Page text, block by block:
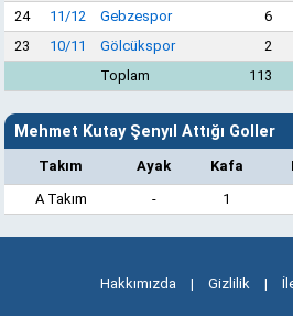
24
11/12 Gebzespor 6
23
10/11 Gölcükspor 2
Toplam
113
Mehmet Kutay Şenyıl Attığı Goller
Takım Ayak Kafa
A Takım
- 1
Hakkımızda | Gizlilik |